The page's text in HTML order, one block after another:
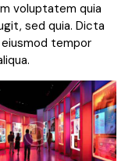
voluptatem quia
sed quia. Dicta
tempor